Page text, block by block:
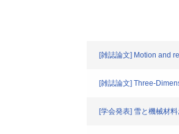
[雑誌論文] Motion and
[雑誌論文] Three-
[学会発表] 雪と機械材